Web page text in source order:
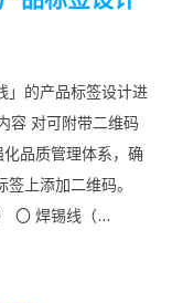
」的产品标签设计进
对可附带二维码
品质管理体系，确
上添加二维码。
〇 焊锡线（…